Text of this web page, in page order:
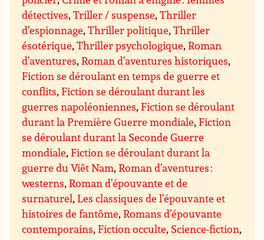
détectives,Triller / suspense,Thriller
d’espionnage,Thriller politique,Thriller
ésotérique,Thriller psychologique,Roman
d’aventures,Roman d’aventures historiques,
Fiction se déroulant en temps de guerre et
conflits,Fiction se déroulant durant les
guerres napoléoniennes,Fiction se déroulant
durant la Première Guerre mondiale,Fiction
se déroulant durant la Seconde Guerre
mondiale,Fiction se déroulant durant la
guerre du Viêt Nam,Roman d’aventures :
westerns,Roman d’épouvante et de
surnaturel,Les classiques de l’épouvante et
histoires de fantôme,Romans d’épouvante
contemporains,Fiction occulte, Science-fiction,